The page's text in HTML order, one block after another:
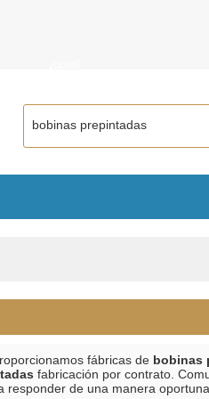
fábricas de bobinas
fabricación por contrato.
responder de una manera